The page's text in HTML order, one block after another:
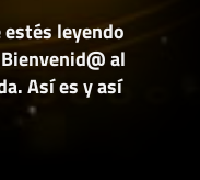
estés leyendo
al
Así es y así